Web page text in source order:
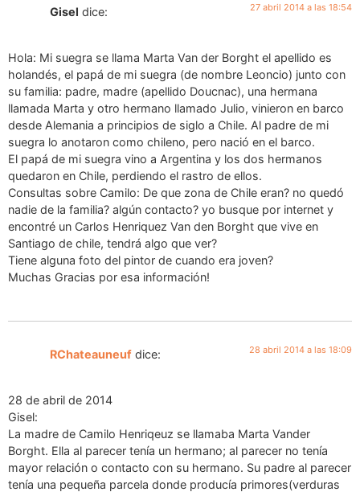
Gisel dice: 27 abril 2014 a las 18:54
Hola: Mi suegra se llama Marta Van der Borght el apellido es
holandés, el papá de mi suegra (de nombre Leoncio) junto con
su familia: padre, madre (apellido Doucnac), una hermana
llamada Marta y otro hermano llamado Julio, vinieron en barco
desde Alemania a principios de siglo a Chile. Al padre de mi
suegra lo anotaron como chileno, pero nació en el barco.
El papá de mi suegra vino a Argentina y los dos hermanos
quedaron en Chile, perdiendo el rastro de ellos.
Consultas sobre Camilo: De que zona de Chile eran? no quedó
nadie de la familia? algún contacto? yo busque por internet y
encontré un Carlos Henriquez Van den Borght que vive en
Santiago de chile, tendrá algo que ver?
Tiene alguna foto del pintor de cuando era joven?
Muchas Gracias por esa información!
RChateauneuf dice: 28 abril 2014 a las 18:09
28 de abril de 2014
Gisel:
La madre de Camilo Henriqeuz se llamaba Marta Vander
Borght. Ella al parecer tenía un hermano; al parecer no tenía
mayor relación o contacto con su hermano. Su padre al parecer
tenía una pequeña parcela donde producía primores(verduras